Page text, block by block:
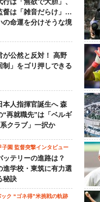
督は「雑音だらけ」…
の命運を分けそうな境
が公然と反対！ 高野
制」をゴリ押しできる
本人指揮官誕生へ 森
“再就職先”は「ベルギ
クラブ」一択か
子園 監督突撃インタビュー
ッテリーの進路は？
進学校・東筑に有力選
秘訣
ク “ゴネ得”米挑戦の軌跡